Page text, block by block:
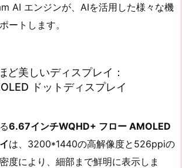
AI エンジンが、AIを活用した様々な機
ートします。
ど美しいディスプレイ：
ドットディスプレイ
6.67インチWQHD+ フロー AMOLED
は、3200*1440の高解像度と526ppiの
度により、細部まで鮮明に表示しま